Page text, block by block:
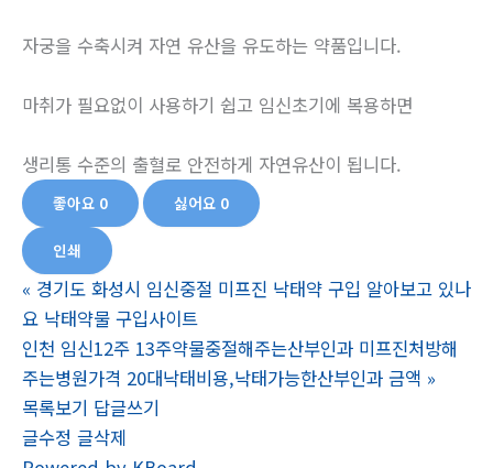
자궁을 수축시켜 자연 유산을 유도하는 약품입니다.
마취가 필요없이 사용하기 쉽고 임신초기에 복용하면
생리통 수준의 출혈로 안전하게 자연유산이 됩니다.
좋아요 0 싫어요 0
인쇄
« 경기도 화성시 임신중절 미프진 낙태약 구입 알아보고 있나
요 낙­태약물 구입사이트
인천 임신12주 13주약물중절해주는산부인과 미프진처방해
주는병원가격 20대낙태비용,낙태가능한산부인과 금액 »
목록보기 답글쓰기
글수정 글삭제